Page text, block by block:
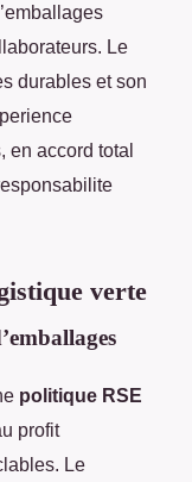
Le
durables et son
en accord total
verte
politique RSE
profit
Le